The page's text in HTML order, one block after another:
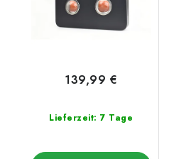
Lieferzeit: 7 Tage
139,99 €